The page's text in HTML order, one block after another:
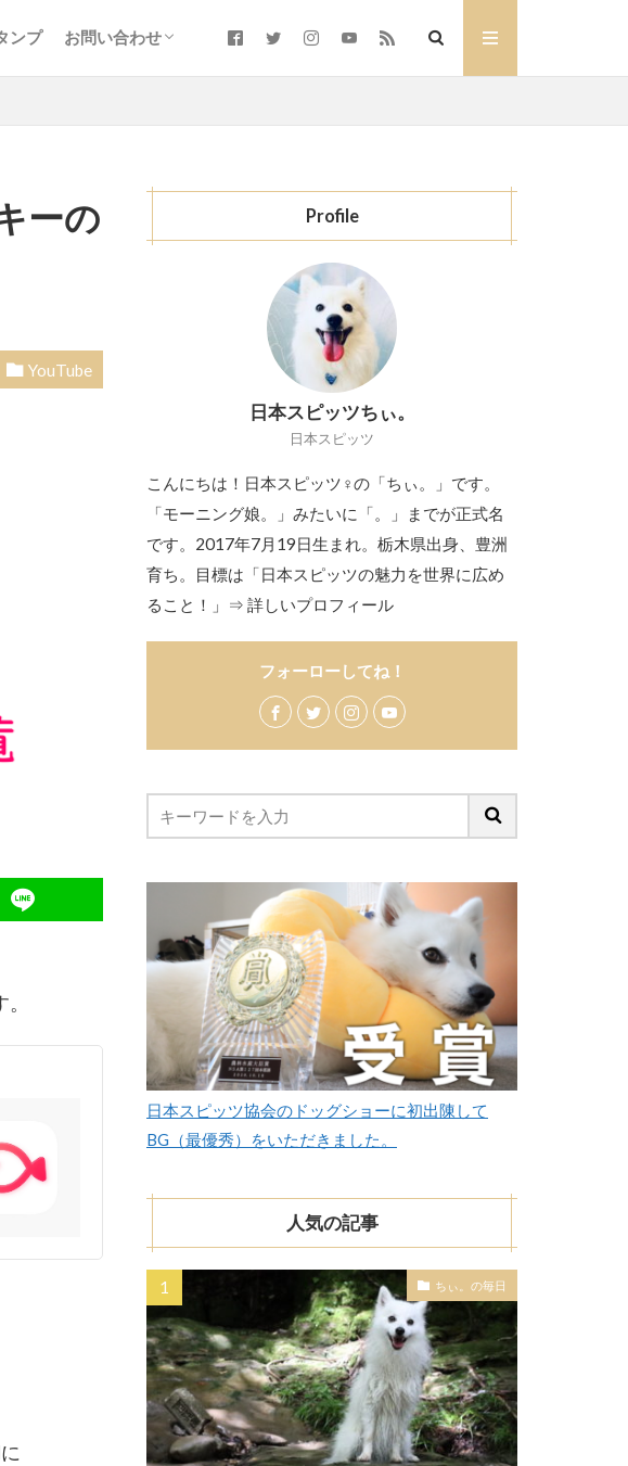
ンプ お問い合わせ
ーの
YouTube
Profile
日本スピッツちぃ。
日本スピッツ
こんにちは！日本スピッツ♀の「ちぃ。」です。
「モーニング娘。」みたいに「。」までが正式名
です。2017年7月19日生まれ。栃木県出身、豊洲
育ち。目標は「日本スピッツの魅力を世界に広め
ること！」
⇒ 詳しいプロフィール
フォーローしてね！
日本スピッツ協会のドッグショーに初出陳して
BG（最優秀）をいただきました。
人気の記事
ちぃ。の毎日